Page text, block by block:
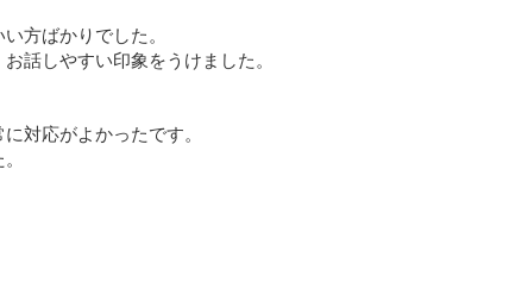
方ばかりでした。
話しやすい印象をうけました。
対応がよかったです。